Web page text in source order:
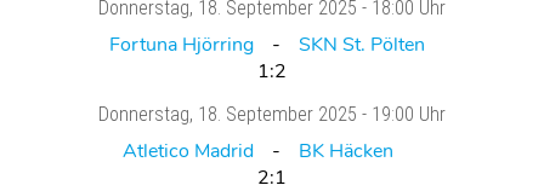
Donnerstag, 18. September 2025 - 18:00 Uhr
Fortuna Hjörring
SKN St. Pölten
1:2
Donnerstag, 18. September 2025 - 19:00 Uhr
Atletico Madrid
BK Häcken
2:1